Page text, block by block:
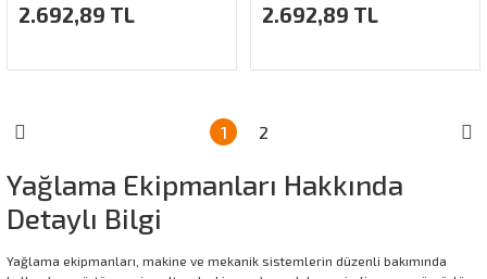
2.692,89 TL 2.692,89 TL
1 2
Yağlama Ekipmanları Hakkında
Detaylı Bilgi
Yağlama ekipmanları, makine ve mekanik sistemlerin düzenli bakımında